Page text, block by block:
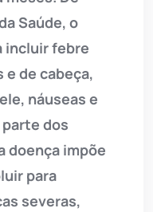
Saúde, o
incluir febre
de cabeça,
náuseas e
dos
doença impõe
para
severas,